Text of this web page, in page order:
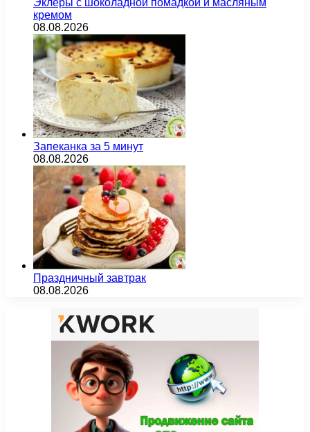
Эклеры с шоколадной помадкой и масляным
кремом
08.08.2026
Запеканка за 5 минут
08.08.2026
Праздничный завтрак
08.08.2026